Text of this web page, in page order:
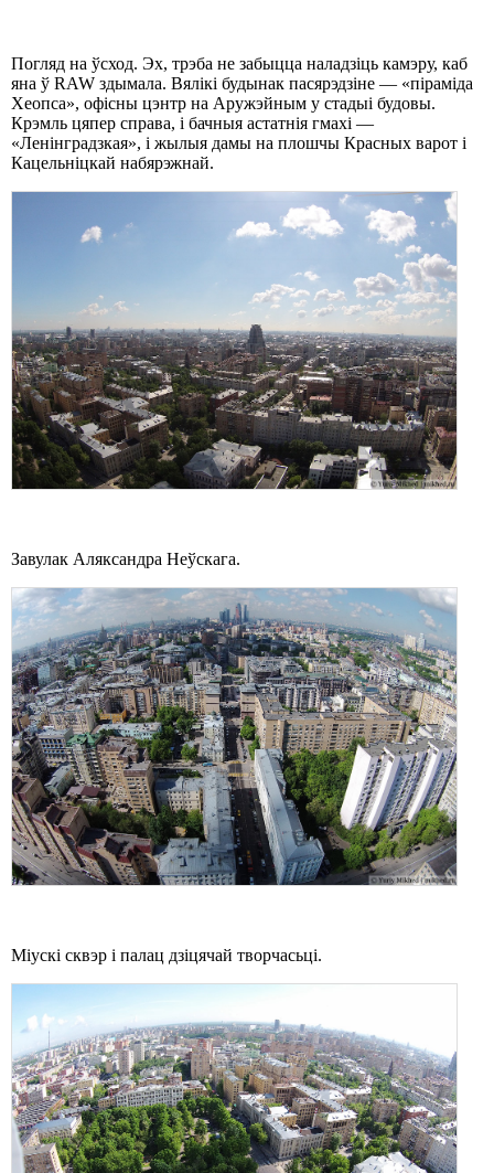
Погляд на ўсход. Эх, трэба не забыцца наладзіць камэру, каб
яна ў RAW здымала. Вялікі будынак пасярэдзіне — «піраміда
Хеопса», офісны цэнтр на Аружэйным у стадыі будовы.
Крэмль цяпер справа, і бачныя астатнія гмахі —
«Ленінградзкая», і жылыя дамы на плошчы Красных варот і
Кацельніцкай набярэжнай.
Завулак Аляксандра Неўскага.
Міускі сквэр і палац дзіцячай творчасьці.